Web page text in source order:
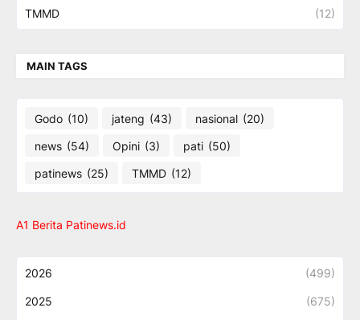
TMMD (12)
MAIN TAGS
Godo (10) jateng (43) nasional (20)
news (54) Opini (3) pati (50)
patinews (25) TMMD (12)
A1 Berita Patinews.id
2026 (499)
2025 (675)